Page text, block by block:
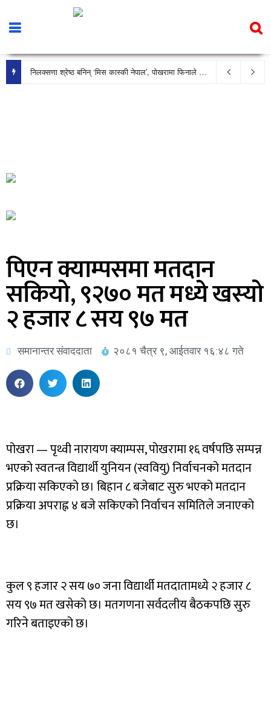
निलक्सणा श्रेष्ठ बनिन् ‘मिस कास्की नेपाल’, पोखरामा फिनाले भव्य रूपमा सम्पन्न
पिएन क्याम्पसमा मतदान
सकियो, ९२७० मत मध्ये खस्यो
२ हजार ८ सय ९७ मत
समानान्तर संवाददाता २०८१ चैत्र ९, आईतवार १६:४८ गते
पोखरा — पृथ्वी नारायण क्याम्पस, पोखरामा १६ वर्षपछि सम्पन्न
भएको स्वतन्त्र विद्यार्थी युनियन (स्ववियु) निर्वाचनको मतदान
प्रक्रिया सकिएको छ। बिहान ८ बजेबाट सुरु भएको मतदान
प्रक्रिया अपराह्न ४ बजे सकिएको निर्वाचन समितिले जनाएको
छ।
कुल ९ हजार २ सय ७० जना विद्यार्थी मतदातामध्ये २ हजार ८
सय ९७ मत खसेको छ। मतगणना सर्वदलीय बैठकपछि सुरु
गरिने बताइएको छ।